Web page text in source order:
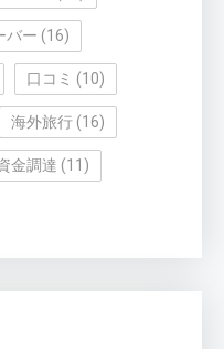
バー (16)
口コミ (10)
海外旅行 (16)
金調達 (11)